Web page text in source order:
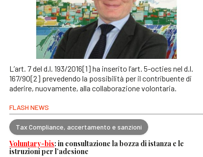
L’art. 7 del d.l. 193/2016[1] ha inserito l’art. 5-octies nel d.l.
167/90[2] prevedendo la possibilità per il contribuente di
aderire, nuovamente, alla collaborazione volontaria.
FLASH NEWS
Tax Compliance, accertamento e sanzioni
Voluntary-bis: in consultazione la bozza di istanza e le
istruzioni per l’adesione